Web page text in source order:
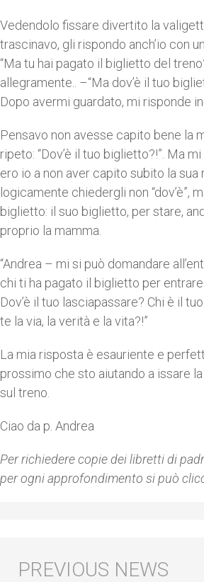
Vedendolo fissare divertito la
trascinavo, gli rispondo anch’io con
“Ma tu hai pagato il biglietto del
allegramente.. –“Ma dov’è il tuo
Dopo avermi guardato, mi risponde
Pensavo non avesse capito bene la
ripeto: “Dov’è il tuo biglietto?!”. Ma
ero io a non aver capito subito la sua
logicamente chiedergli non “dov’è”,
biglietto: il suo biglietto, per stare,
proprio la mamma.
“Andrea – mi si può domandare
chi ti ha pagato il biglietto per
Dov’è il tuo lasciapassare? Chi è il
te la via, la verità e la vita?!”
La mia risposta è esauriente e
prossimo che sto aiutando a issare
sul treno.
Ciao da p. Andrea
Per richiedere copie dei libretti di
per ogni approfondimento si può